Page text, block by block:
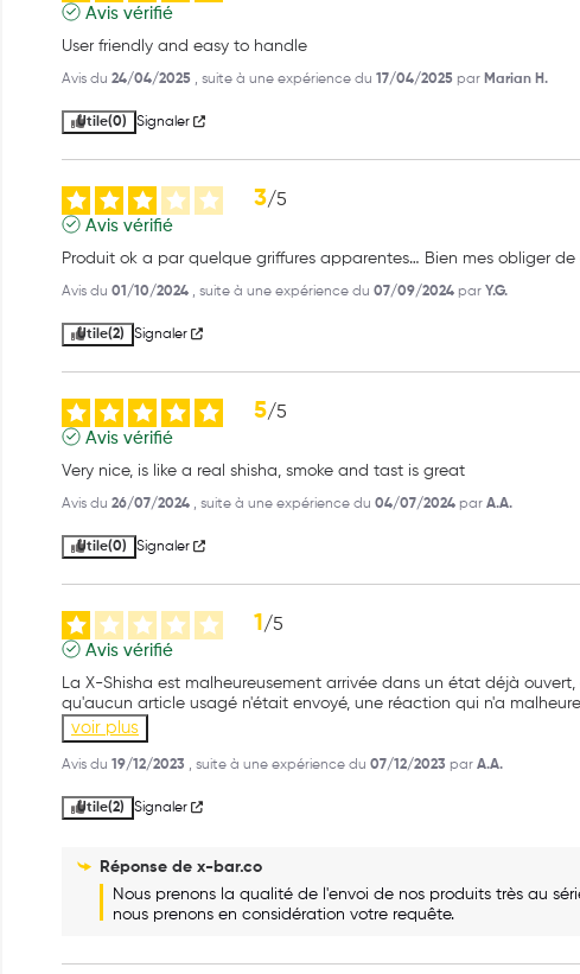
Avis vérifié
User friendly and easy to handle
Avis du 24/04/2025 , suite à une expérience du 17/04/2025 par Marian H.
Utile(0) Signaler
3/5
Avis vérifié
Produit ok a par quelque griffures apparentes… Bien mes obliger
Avis du 01/10/2024 , suite à une expérience du 07/09/2024 par Y.G.
Utile(2) Signaler
5/5
Avis vérifié
Very nice, is like a real shisha, smoke and tast is great
Avis du 26/07/2024 , suite à une expérience du 04/07/2024 par A.A.
Utile(0) Signaler
1 /5
Avis vérifié
La X-Shisha est malheureusement arrivée dans un état déjà
qu'aucun article usagé n'était envoyé, une réaction qui n'a
voir plus
Avis du 19/12/2023 , suite à une expérience du 07/12/2023 par A.A.
Utile(2) Signaler
Réponse de x-bar.co
Nous prenons la qualité de l'envoi de nos produits très au
nous prenons en considération votre requête.